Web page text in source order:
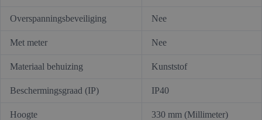
Overspanningsbeveiliging Nee
Met meter Nee
Materiaal behuizing Kunststof
Beschermingsgraad (IP) IP40
Hoogte 330 mm (Millimeter)